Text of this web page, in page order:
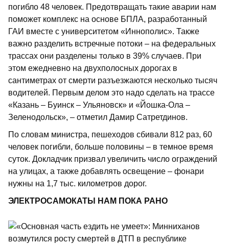
погибло 48 человек. Предотвращать такие аварии нам
поможет комплекс на основе БПЛА, разработанный
ГАИ вместе с университетом «Иннополис». Также
важно разделить встречные потоки – на федеральных
трассах они разделены только в 39% случаев. При
этом ежедневно на двухполосных дорогах в
сантиметрах от смерти разъезжаются несколько тысяч
водителей. Первым делом это надо сделать на трассе
«Казань – Буинск – Ульяновск» и «Йошка-Ола –
Зеленодольск», – отметил Дамир Сатретдинов.
По словам министра, пешеходов сбивали 812 раз, 60
человек погибли, больше половины – в темное время
суток. Докладчик призвал увеличить число ограждений
на улицах, а также добавлять освещение – фонари
нужны на 1,7 тыс. километров дорог.
ЭЛЕКТРОСАМОКАТЫ НАМ ПОКА РАНО